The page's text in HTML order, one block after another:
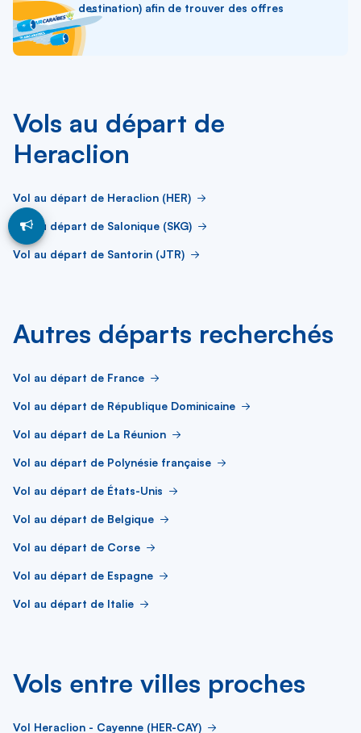
destination) afin de trouver des offres
Vols au départ de
Heraclion
Vol au départ de Heraclion (HER)
Vol au départ de Salonique (SKG)
Vol au départ de Santorin (JTR)
Autres départs recherchés
Vol au départ de France
Vol au départ de République Dominicaine
Vol au départ de La Réunion
Vol au départ de Polynésie française
Vol au départ de États-Unis
Vol au départ de Belgique
Vol au départ de Corse
Vol au départ de Espagne
Vol au départ de Italie
Vols entre villes proches
Vol Heraclion - Cayenne (HER-CAY)